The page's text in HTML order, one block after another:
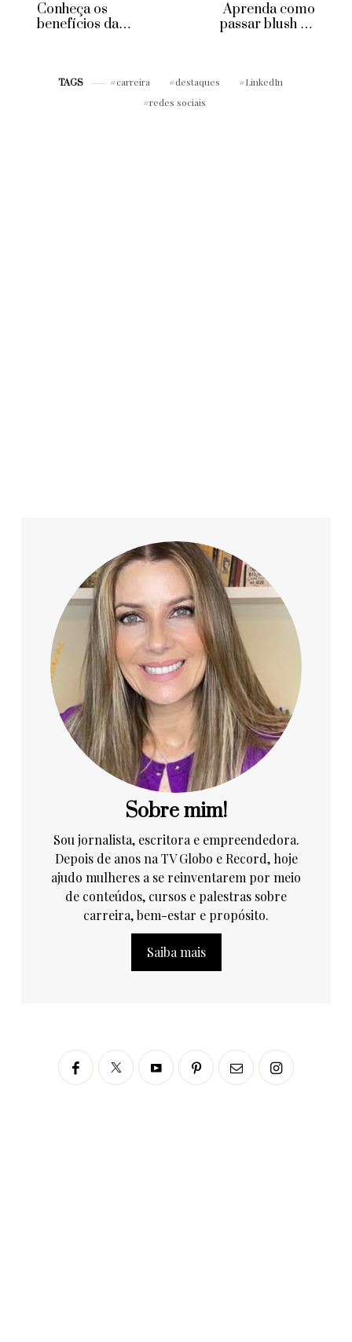
Conheça os
benefícios da
Aprenda como
passar blush de
TAGS carreira destaques
LinkedIn
redes sociais
Sobre mim!
Sou jornalista, escritora e empreendedora.
Depois de anos na TV Globo e Record, hoje
ajudo mulheres a se reinventarem por meio
de conteúdos, cursos e palestras sobre
carreira, bem-estar e propósito.
Saiba mais